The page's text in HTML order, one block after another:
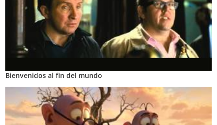
Bienvenidos al fin del mundo